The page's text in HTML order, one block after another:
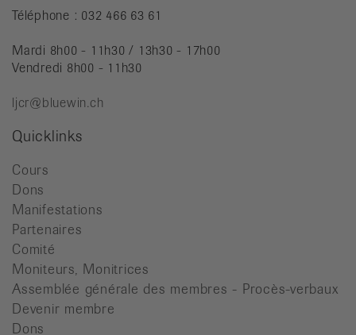
Téléphone : 032 466 63 61
Mardi 8h00 - 11h30 / 13h30 - 17h00
Vendredi 8h00 - 11h30
ljcr@bluewin.ch
Quicklinks
Cours
Dons
Manifestations
Partenaires
Comité
Moniteurs, Monitrices
Assemblée générale des membres - Procès-verbaux
Devenir membre
Dons